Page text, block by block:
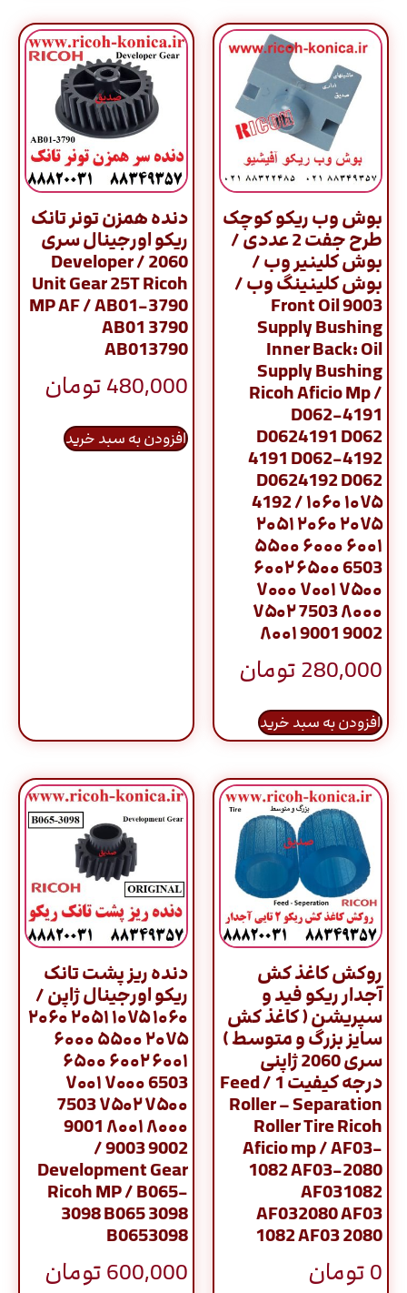
بوش وب ریکو کوچک
طرح جفت 2 عددی /
بوش کلینیر وب /
بوش کلینینگ وب /
9003 Front Oil
Supply Bushing
Inner Back: Oil
Supply Bushing
Ricoh Aficio Mp /
D062-4191
D0624191 D062
4191 D062-4192
D0624192 D062
4192 / ۱۰۶۰ ۱۰۷۵
۲۰۵۱ ۲۰۶۰ ۲۰۷۵
۵۵۰۰ ۶۰۰۰ ۶۰۰۱
۶۰۰۲ ۶۵۰۰ 6503
۷۰۰۰ ۷۰۰۱ ۷۵۰۰
۷۵۰۲ 7503 ۸۰۰۰
۸۰۰۱ 9001 9002
280,000تومان
افزودن به سبد خرید
دنده همزن تونر تانک
ریکو اورجینال سری
2060 / Developer
Unit Gear 25T Ricoh
MP AF / AB01-3790
AB01 3790
AB013790
480,000تومان
افزودن به سبد خرید
روکش کاغذ کش
آجدار ریکو فید و
سپریشن ( کاغذ کش
سایز بزرگ و متوسط )
سری 2060 ژاپنی
درجه کیفیت 1 / Feed
Roller – Separation
Roller Tire Ricoh
Aficio mp / AF03-
1082 AF03-2080
AF031082
AF032080 AF03
1082 AF03 2080
0تومان
دنده ریز پشت تانک
ریکو اورجینال ژاپن /
۱۰۶۰ ۱۰۷۵ ۲۰۵۱ ۲۰۶۰
۲۰۷۵ ۵۵۰۰ ۶۰۰۰
۶۰۰۱ ۶۰۰۲ ۶۵۰۰
6503 ۷۰۰۰ ۷۰۰۱
۷۵۰۰ ۷۵۰۲ 7503
۸۰۰۰ ۸۰۰۱ 9001
9002 9003 /
Development Gear
Ricoh MP / B065-
3098 B065 3098
B0653098
600,000تومان